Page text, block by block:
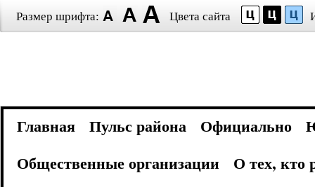
Размер шрифта: Цвета сайта
Главная Пульс района Официально
Общественные организации
О тех, кто